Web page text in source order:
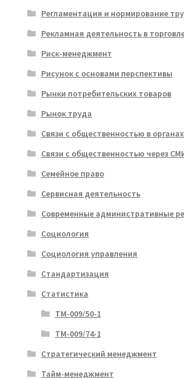
Регламентация и нормирование
Рекламная деятельность в
Риск-менеджмент
Рисунок с основами перспективы
Рынки потребительских товаров
Рынок труда
Связи с общественностью в
Связи с общественностью через
Семейное право
Сервисная деятельность
Современные административные
Социология
Социология управления
Стандартизация
Статистика
ТМ-009/50-1
ТМ-009/74-1
Стратегический менеджмент
Тайм-менеджмент